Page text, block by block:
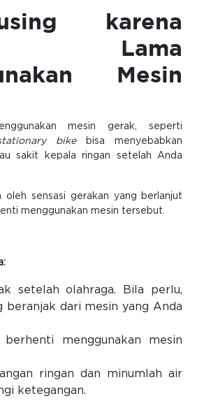
karena
Lama
Mesin
mesin gerak, seperti
bikebisa menyebabkan
sakit kepala ringan setelah Anda
oleh sensasi gerakan yang berlanjut
menggunakan mesin tersebut.
setelah olahraga. Bila perlu,
beranjak dari mesin yang Anda
berhenti menggunakan mesin
ringan dan minumlah air
ketegangan.